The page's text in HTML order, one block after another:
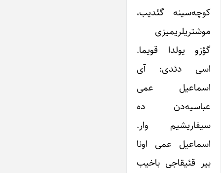
کوچه‌سینه گئدیب،
موشتریلریمیزی
گؤزو یولدا قویما.
اسی دئدی: آی
اسماعیل عمی
عباسیه‌دن ده
سیفاریشیم وار.
اسماعیل عمی اونا
بیر قئیقاجی باخیب